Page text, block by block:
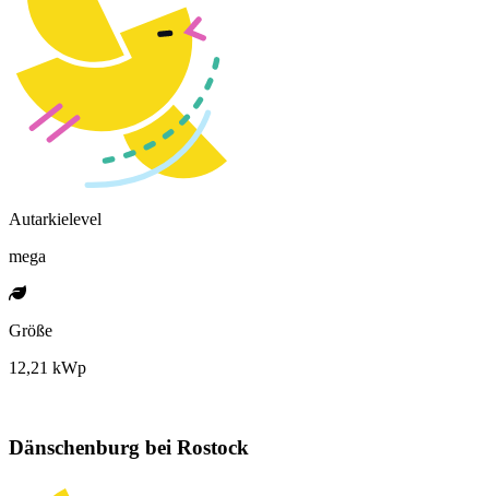
Autarkielevel
mega
Größe
12,21 kWp
Dänschenburg bei Rostock